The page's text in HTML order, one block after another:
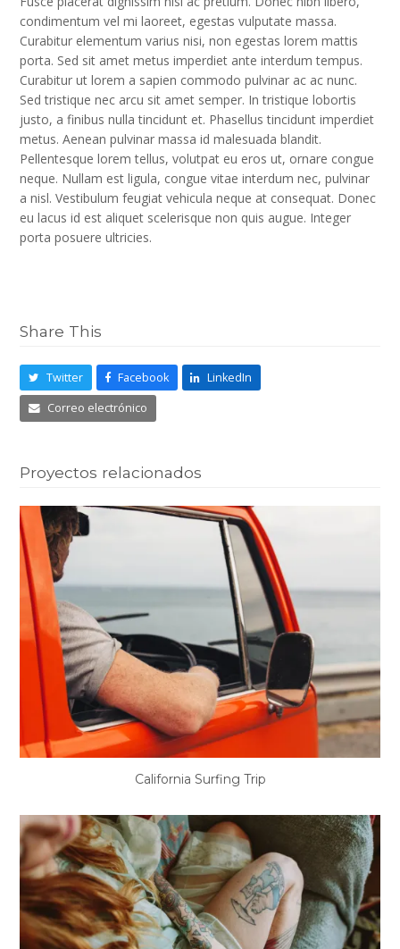
condimentum vel mi laoreet, egestas vulputate massa.
Curabitur elementum varius nisi, non egestas lorem mattis
porta. Sed sit amet metus imperdiet ante interdum tempus.
Curabitur ut lorem a sapien commodo pulvinar ac ac nunc.
Sed tristique nec arcu sit amet semper. In tristique lobortis
justo, a finibus nulla tincidunt et. Phasellus tincidunt imperdiet
metus. Aenean pulvinar massa id malesuada blandit.
Pellentesque lorem tellus, volutpat eu eros ut, ornare congue
neque. Nullam est ligula, congue vitae interdum nec, pulvinar
a nisl. Vestibulum feugiat vehicula neque at consequat. Donec
eu lacus id est aliquet scelerisque non quis augue. Integer
porta posuere ultricies.
Share This
Twitter Facebook LinkedIn
Correo electrónico
Proyectos relacionados
California Surfing Trip